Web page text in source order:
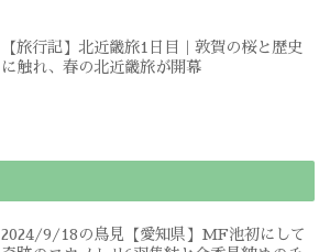
【旅行記】北近畿旅1日目｜敦賀の桜と歴史
に触れ、春の北近畿旅が開幕
2024/9/18の鳥見【愛知県】MF池初にして